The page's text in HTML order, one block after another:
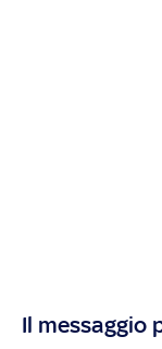
Il messaggio